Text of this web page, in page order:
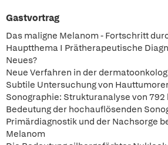
Gastvortrag
Das maligne Melanom - Fortschritt
Hauptthema I Prätherapeutische
Neues?
Neue Verfahren in der
Subtile Untersuchung von
Sonographie: Strukturanalyse von 792
Bedeutung der hochauflösenden
Primärdiagnostik und der Nachsorge
Melanom